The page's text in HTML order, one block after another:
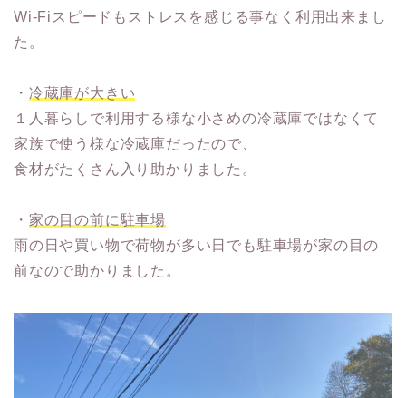
Wi-Fiスピードもストレスを感じる事なく利用出来まし
た。
・ 冷蔵庫が大きい
１人暮らしで利用する様な小さめの冷蔵庫ではなくて
家族で使う様な冷蔵庫だったので、
食材がたくさん入り助かりました。
・ 家の目の前に駐車場
雨の日や買い物で荷物が多い日でも駐車場が家の目の
前なので助かりました。